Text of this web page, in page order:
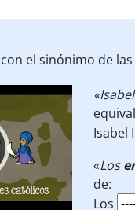
el sinónimo de
Isabel
«Los
de:
Los